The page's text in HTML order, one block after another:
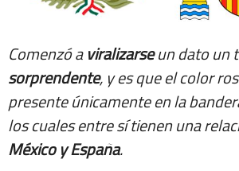
Comenzó a viralizarseun dato un
sorprendente, y es que el color
presente únicamente en la
los cuales entre sí tienen una
México y España.